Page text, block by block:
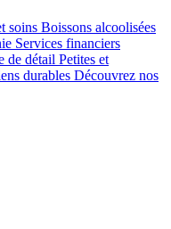
soins Boissons alcoolisées
Services financiers
de détail Petites et
durables Découvrez nos